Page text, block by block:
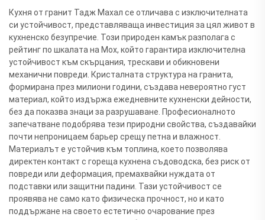
Кухня от гранит Тадж Махал се отличава с изключителната
си устойчивост, представляваща инвестиция за цял живот в
кухненско безупречие. Този природен камък разполага с
рейтинг по шкалата на Мох, който гарантира изключителна
устойчивост към скърцания, трескави и обикновени
механични повреди. Кристалната структура на гранита,
формирана през милиони години, създава невероятно густ
материал, който издържа ежедневните кухненски дейности,
без да показва знаци за разрушаване. Професионалното
запечатване подобрява тези природни свойства, създавайки
почти непроницаем барьер срещу петна и влажност.
Материалът е устойчив към топлина, което позволява
директен контакт с гореща кухнена съдоводска, без риск от
повреди или деформация, премахвайки нуждата от
подставки или защитни падини. Тази устойчивост се
проявява не само като физическа прочност, но и като
поддържане на своето естетично очарование през